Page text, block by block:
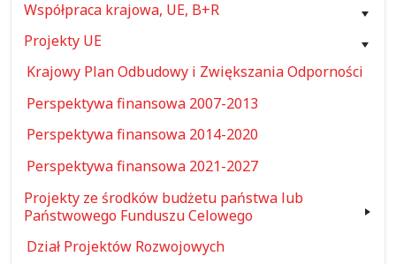
Współpraca krajowa, UE, B+R
Projekty UE
Krajowy Plan Odbudowy i Zwiększania Odporności
Perspektywa finansowa 2007-2013
Perspektywa finansowa 2014-2020
Perspektywa finansowa 2021-2027
Projekty ze środków budżetu państwa lub
Państwowego Funduszu Celowego
Dział Projektów Rozwojowych